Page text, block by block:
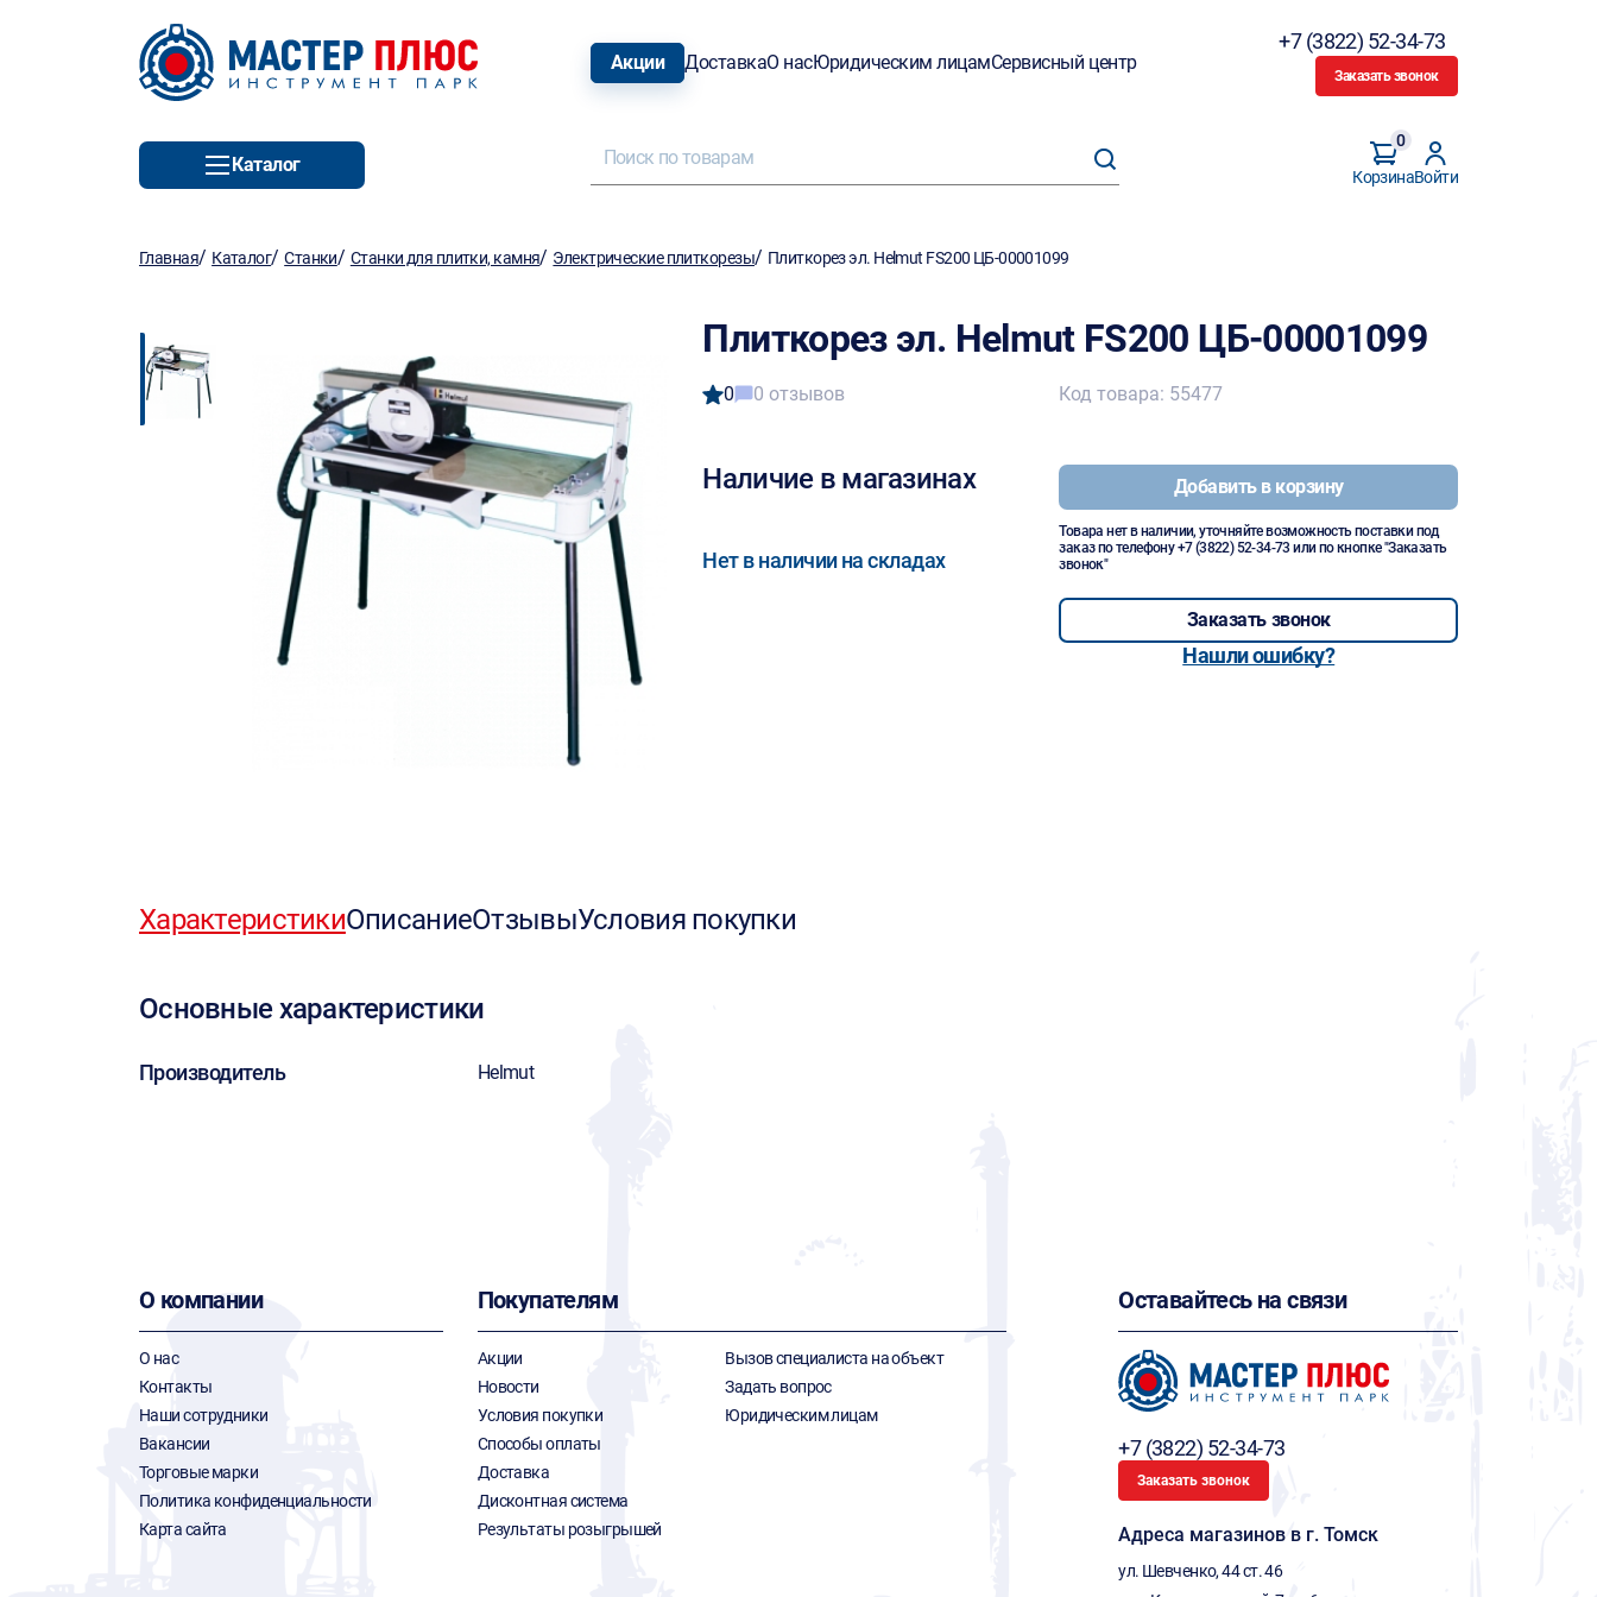
Акции ДоставкаО насЮридическим лицамСервисный центр
+7 (3822) 52-34-73
Заказать звонок
Каталог
Корзина
0
Войти
Главная/ Каталог/Станки/ Станки для плитки, камня/ Электрические плиткорезы/ Плиткорез эл. Helmut FS200 ЦБ-00001099
Плиткорез эл. Helmut FS200 ЦБ-00001099
0 0 отзывов
Наличие в магазинах
Нет в наличии на складах
Код товара: 55477
Добавить в корзину
Товара нет в наличии, уточняйте возможность поставки под
заказ по телефону+7 (3822) 52-34-73 или по кнопке "Заказать
звонок"
Заказать звонок
Нашли ошибку?
ХарактеристикиОписаниеОтзывыУсловия покупки
Основные характеристики
Производитель Helmut
О компании
О нас
Контакты
Наши сотрудники
Вакансии
Торговые марки
Политика конфиденциальности
Карта сайта
Покупателям
Акции
Новости
Условия покупки
Способы оплаты
Доставка
Дисконтная система
Результаты розыгрышей
Вызов специалиста на объект
Задать вопрос
Юридическим лицам
Оставайтесь на связи
+7 (3822) 52-34-73
Заказать звонок
Адреса магазинов в г. Томск
ул. Шевченко, 44 ст. 46